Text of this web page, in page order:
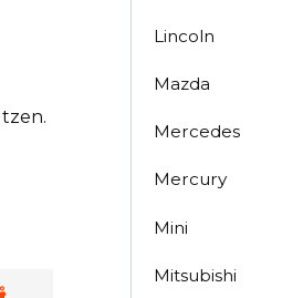
Lincoln
Mazda
Mercedes
Mercury
Mini
Mitsubishi